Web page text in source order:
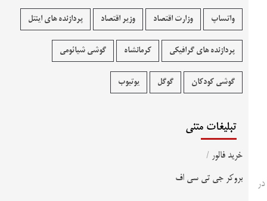
واتساپ وزارت اقتصاد وزیر اقتصاد پردازنده های اینتل
پردازنده های گرافیکی کرمانشاه گوشی شیائومی
گوشی کودکان گوگل یوتیوب
تبلیغات متنی
خرید فالور /
بروکر جی تی سی اف